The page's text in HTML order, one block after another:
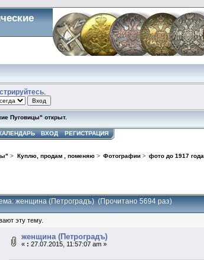
Пуговицы" открыт.
ВХОД РЕГИСТРАЦИЯ
> Куплю, продам , поменяю> Фотографии> фото до 1917 года
женщина (Петроградъ) (Прочитано 5694 раз)
эту тему.
женщина (Петроградъ)
« : 27.07.2015, 11:57:07 am »